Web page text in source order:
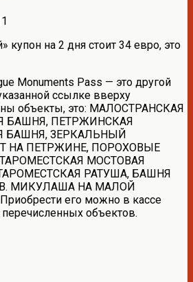
купон на 2 дня стоит 34 евро, это
Monuments Pass — это другой
ссылке вверху
объекты, это: МАЛОСТРАНСКАЯ
БАШНЯ, ПЕТРЖИНСКАЯ
БАШНЯ, ЗЕРКАЛЬНЫЙ
НА ПЕТРЖИНЕ, ПОРОХОВЫЕ
МОСТОВАЯ
РАТУША, БАШНЯ
МИКУЛАША НА МАЛОЙ
его можно в кассе
объектов.